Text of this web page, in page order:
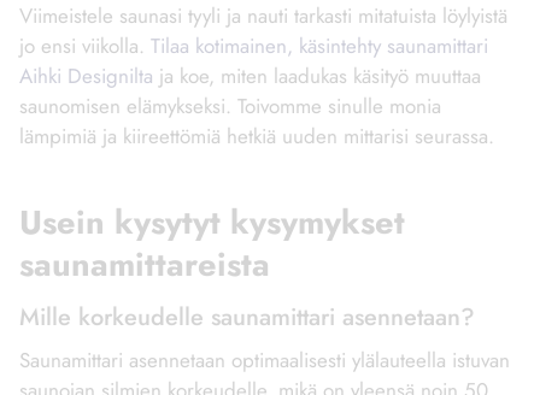
Viimeistele saunasi tyyli ja nauti tarkasti mitatuista löylyistä
jo ensi viikolla. Tilaa kotimainen, käsintehty saunamittari
Aihki Designilta ja koe, miten laadukas käsityö muuttaa
saunomisen elämykseksi. Toivomme sinulle monia
lämpimiä ja kiireettömiä hetkiä uuden mittarisi seurassa.
Usein kysytyt kysymykset
saunamittareista
Mille korkeudelle saunamittari asennetaan?
Saunamittari asennetaan optimaalisesti ylälauteella istuvan